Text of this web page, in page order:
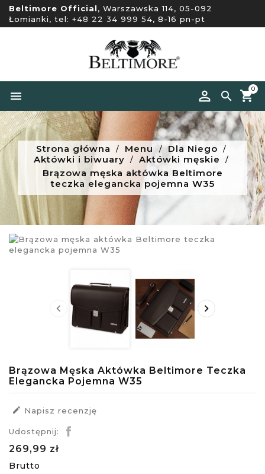
Beltimore Official, Warszawska 114, 05-092
Łomianki, tel: +48 22 34 999 54, 8-16 pn-pt


0
Strona główna Menu
Dla Niego
Aktówki i biwuary
Aktówki męskie
Brązowa męska aktówka Beltimore
teczka elegancka pojemna W35
 
Brązowa Męska Aktówka Beltimore Teczka
Elegancka Pojemna W35
 Napisz recenzję
Udostępnij:
269,99 zł
Brutto